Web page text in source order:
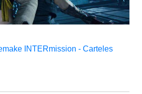
INTERmission - Carteles